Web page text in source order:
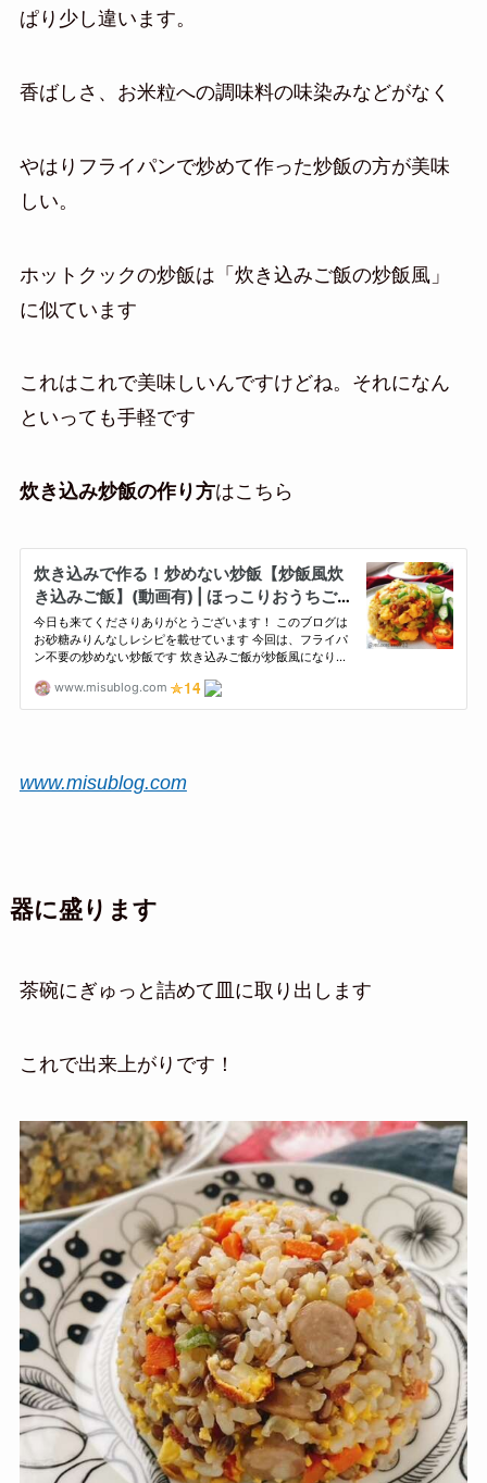
ぱり少し違います。
香ばしさ、お米粒への調味料の味染みなどがなく
やはりフライパンで炒めて作った炒飯の方が美味
しい。
ホットクックの炒飯は「炊き込みご飯の炒飯風」
に似ています
これはこれで美味しいんですけどね。それになん
といっても手軽です
炊き込み炒飯の作り方はこちら
www.misublog.com
器に盛ります
茶碗にぎゅっと詰めて皿に取り出します
これで出来上がりです！